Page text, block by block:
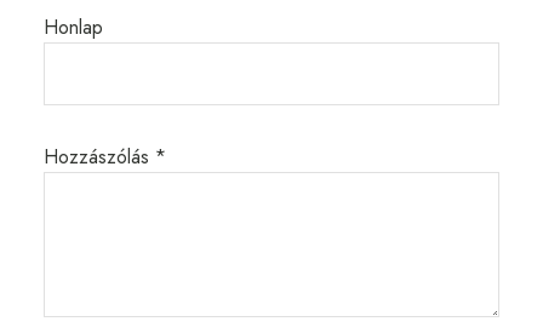
Honlap
Hozzászólás *